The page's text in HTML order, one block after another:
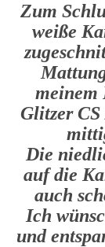
Zum
weiße
meinem
Glitzer
Die
auf die
auch
Ich
und